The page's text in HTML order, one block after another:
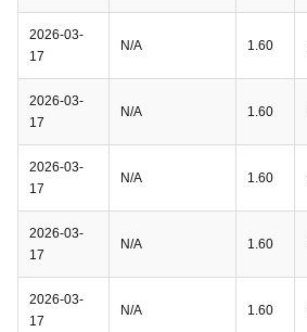
2026-03-
17
N/A 1.60
2026-03-
17
N/A 1.60
2026-03-
17
N/A 1.60
2026-03-
17
N/A 1.60
2026-03-
17
N/A 1.60